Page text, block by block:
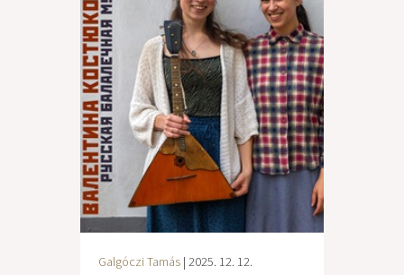
Galgóczi Tamás | 2025. 12. 12.